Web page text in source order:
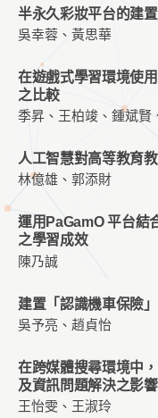
半永久彩妝平台的建
吳幸蓉、黃思華
在遊戲式學習環境使
之比較
季昇、王柏竣、鍾斌賢
人工智慧對高等教育
林億雄、郭添財
運用PaGamO 平台結
之學習成效
陳乃誠
建置「認識機車保險
吳予亮、趙貞怡
在跨媒體搜尋環境中
及資訊問題解決之影響
王怡雯、王淑玲